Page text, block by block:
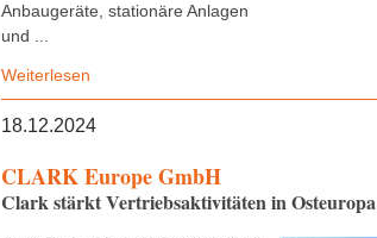
Anbaugeräte, stationäre Anlagen
und ...
Weiterlesen
18.12.2024
CLARK Europe GmbH
Clark stärkt Vertriebsaktivitäten in Osteuropa